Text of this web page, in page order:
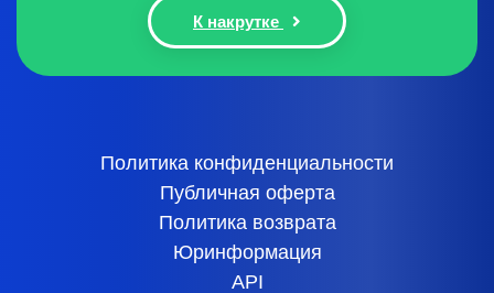
К накрутке
Политика конфиденциальности
Публичная оферта
Политика возврата
Юринформация
API